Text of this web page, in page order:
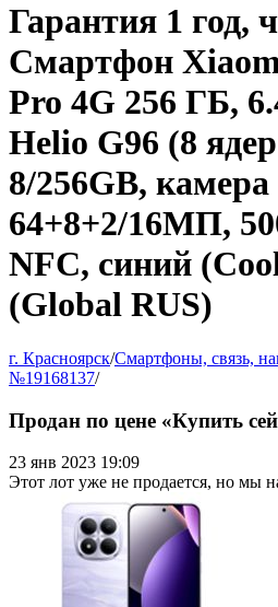
Гарантия 1 год,
Смартфон
Pro 4G 256 ГБ,
Helio G96 (8
8/256GB, камера
64+8+2/16МП,
NFC, синий
(Global RUS)
г. Красноярск/Смартфоны, связь,
№19168137/
Продан по цене «Купить
23 янв 2023 19:09
Этот лот уже не продается, но мы